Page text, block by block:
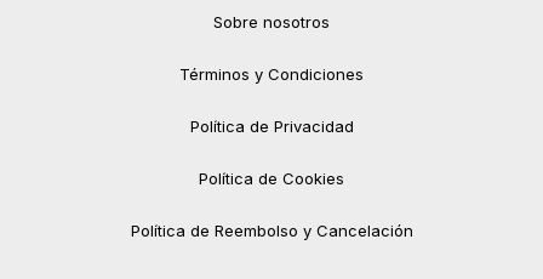
Sobre nosotros
Términos y Condiciones
Política de Privacidad
Política de Cookies
Política de Reembolso y Cancelación